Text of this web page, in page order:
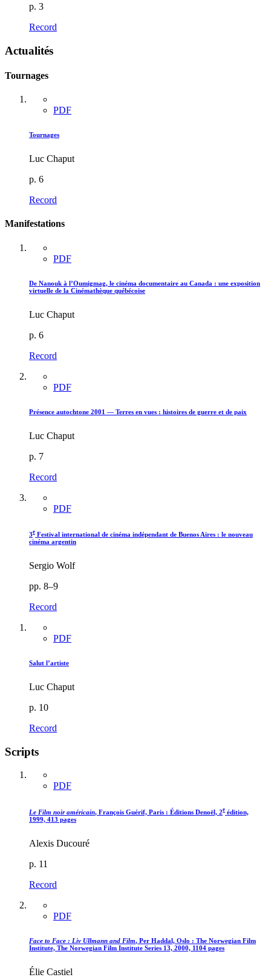
p. 3
Record
Actualités
Tournages
PDF
Tournages
Luc Chaput
p. 6
Record
Manifestations
PDF
De Nanouk à l’Oumigmag, le cinéma documentaire au Canada : une exposition
virtuelle de la Cinémathèque québécoise
Luc Chaput
p. 6
Record
PDF
Présence autochtone 2001 — Terres en vues : histoires de guerre et de paix
Luc Chaput
p. 7
Record
PDF
3e Festival international de cinéma indépendant de Buenos Aires : le nouveau
cinéma argentin
Sergio Wolf
pp. 8–9
Record
PDF
Salut l’artiste
Luc Chaput
p. 10
Record
Scripts
PDF
Le Film noir américain, François Guérif, Paris : Éditions Denoël, 2e édition,
1999, 413 pages
Alexis Ducouré
p. 11
Record
PDF
Face to Face : Liv Ullmann and Film, Per Haddal, Oslo : The Norwegian Film
Institute, The Norwegian Film Institute Series 13, 2000, 1104 pages
Élie Castiel